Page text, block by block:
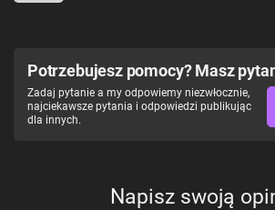
Potrzebujesz pomocy? Masz
Zadaj pytanie a my odpowiemy niezwłocznie,
najciekawsze pytania i odpowiedzi publikując
dla innych.
Napisz swoją